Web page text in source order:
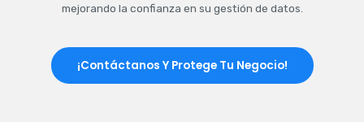
mejorando la confianza en su gestión de datos.
¡Contáctanos Y Protege Tu Negocio!